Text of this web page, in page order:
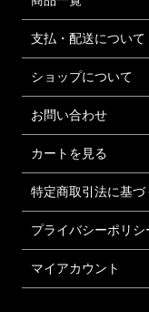
支払・配送について
ショップについて
お問い合わせ
カートを見る
特定商取引法に基づ
プライバシーポリシ
マイアカウント